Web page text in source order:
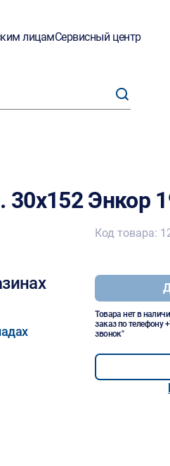
лицамСервисный центр
30х152 Энкор
Код товара:
Товара нет в
заказ по телефону
звонок"